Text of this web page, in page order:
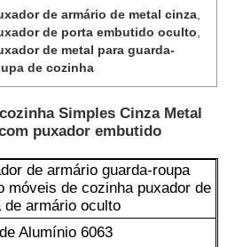
de armário de metal cinza
de porta embutido oculto
de metal para guarda-
de cozinha
Simples Cinza Metal
puxador embutido
de armário guarda-roupa
móveis de cozinha puxador de
de armário oculto
Alumínio 6063